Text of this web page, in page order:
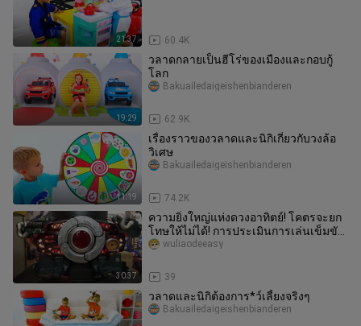
21:37 60.4K
19:29
วลาดกลายเป็นฮีโร่ของเมืองและกอบกู้
โลก
62.9K
Bakuailedaigeishenbianderen
11:19
เรื่องราวของวลาดและนิกิเกี่ยวกับวงล้อ
วิเศษ
74.2K
Bakuailedaigeishenbianderen
30:37
ความยิ่งใหญ่แห่งดวงอาทิตย์! โคตรจะยก
โทษให้ไม่ได้! การประเมินการเล่นเข็มขัด
วันราชาแห่งศตวรรษของ CSM B
39
wuliaodeeasy
วลาดและนิกิต้องการ*ว์เลี้ยงจริงๆ
Bakuailedaigeishenbianderen